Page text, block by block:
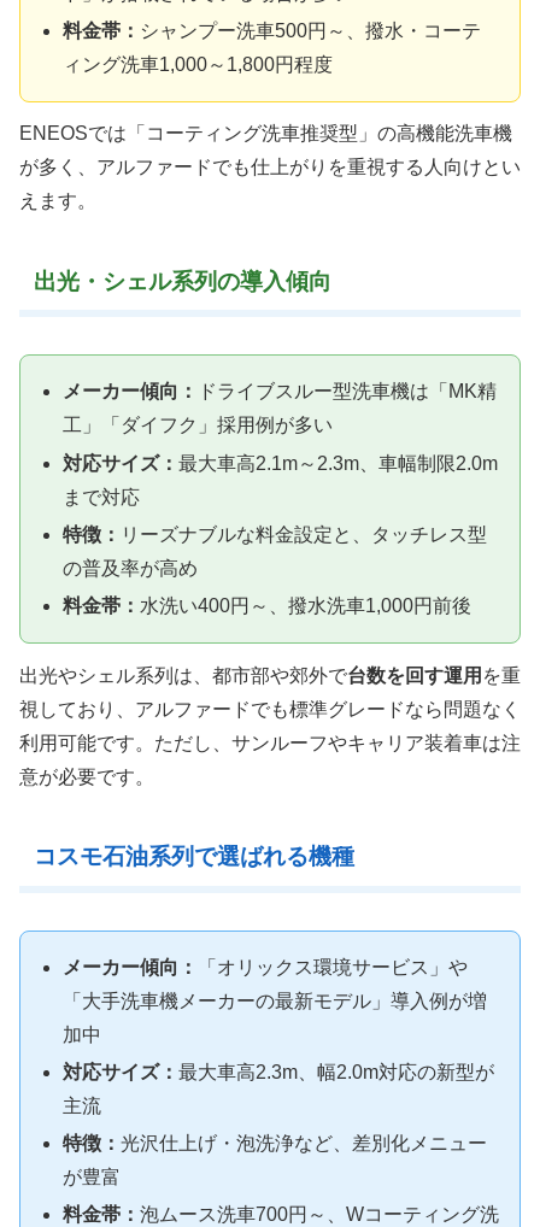
料金帯： シャンプー洗車500円～、撥水・コーテ
ィング洗車1,000～1,800円程度
ENEOSでは「コーティング洗車推奨型」の高機能洗車機
が多く、アルファードでも仕上がりを重視する人向けとい
えます。
出光・シェル系列の導入傾向
メーカー傾向：
ドライブスルー型洗車機は「MK精
工」「ダイフク」採用例が多い
対応サイズ：最大車高2.1m～2.3m、車幅制限2.0m
まで対応
特徴： リーズナブルな料金設定と、タッチレス型
の普及率が高め
料金帯： 水洗い400円～、撥水洗車1,000円前後
出光やシェル系列は、都市部や郊外で台数を回す運用 を重
視しており、アルファードでも標準グレードなら問題なく
利用可能です。ただし、サンルーフやキャリア装着車は注
意が必要です。
コスモ石油系列で選ばれる機種
メーカー傾向：
「オリックス環境サービス」や
「大手洗車機メーカーの最新モデル」導入例が増
加中
対応サイズ：最大車高2.3m、幅2.0m対応の新型が
主流
特徴：光沢仕上げ・泡洗浄など、差別化メニュー
が豊富
料金帯：泡ムース洗車700円～、Wコーティング洗